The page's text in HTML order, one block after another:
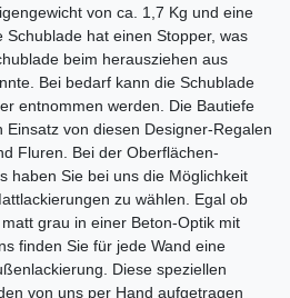
von ca. 1,7 Kg und eine
hat einen Stopper, was
beim herausziehen aus
Bei bedarf kann die Schublade
entnommen werden. Die Bautiefe
von diesen Designer-Regalen
Fluren. Bei der Oberflächen-
haben Sie bei uns die Möglichkeit
zu wählen. Egal ob
grau in einer Beton-Optik mit
finden Sie für jede Wand eine
Diese speziellen
von uns per Hand aufgetragen